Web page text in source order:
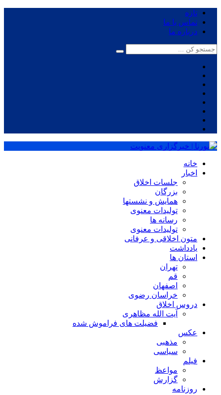
تازه
تماس با ما
درباره ما
خانه
اخبار
جلسات اخلاق
بزرگان
همایش و نشستها
تولیدات معنوی
رسانه ها
تولیدات معنوی
متون اخلاقی و عرفانی
یادداشت
استان ها
تهران
قم
اصفهان
خراسان رضوی
دروس اخلاق
آیت الله مظاهری
فضیلت های فراموش شده
عکس
مذهبی
سیاسی
فیلم
مواعظ
گزارش
روزنامه